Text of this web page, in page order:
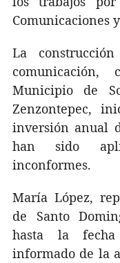
Comunicaciones
La
Municipio de
Zenzontepec,
inversión anual
han sido
inconformes.
María López,
de Santo
hasta la
informado de la